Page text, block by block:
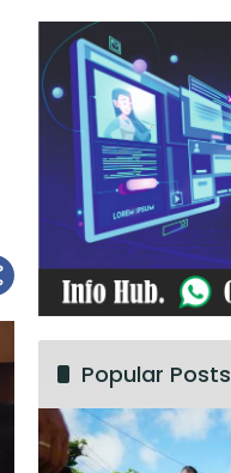
Popular Posts